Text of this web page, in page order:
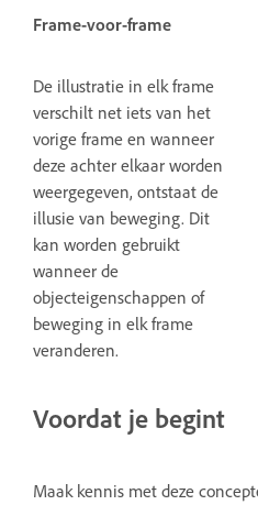
Frame-voor-frame
De illustratie in elk frame
verschilt net iets van het
vorige frame en wanneer
deze achter elkaar worden
weergegeven, ontstaat de
illusie van beweging. Dit
kan worden gebruikt
wanneer de
objecteigenschappen of
beweging in elk frame
veranderen.
Voordat je begint
Maak kennis met deze